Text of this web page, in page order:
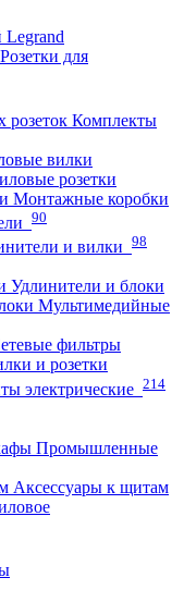
Legrand
Розетки для
Комплекты
вилки
розетки
Монтажные коробки
90
и вилки 98
Удлинители и блоки
Мультимедийные
фильтры
и розетки
электрические 214
Промышленные
Аксессуары к щитам